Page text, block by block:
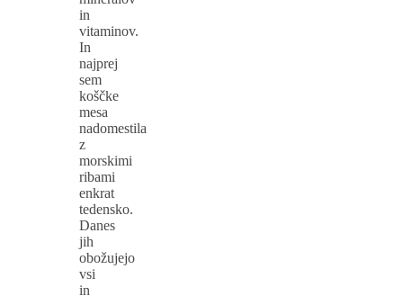
in
vitaminov.
In
najprej
sem
koščke
mesa
nadomestila
z
morskimi
ribami
enkrat
tedensko.
Danes
jih
obožujejo
vsi
in